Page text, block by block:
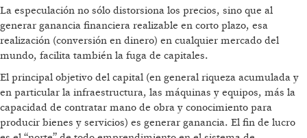
La especulación no sólo distorsiona los precios, sino que al
generar ganancia financiera realizable en corto plazo, esa
realización (conversión en dinero) en cualquier mercado del
mundo, facilita también la fuga de capitales.
El principal objetivo del capital (en general riqueza acumulada y
en particular la infraestructura, las máquinas y equipos, más la
capacidad de contratar mano de obra y conocimiento para
producir bienes y servicios) es generar ganancia. El fin de lucro